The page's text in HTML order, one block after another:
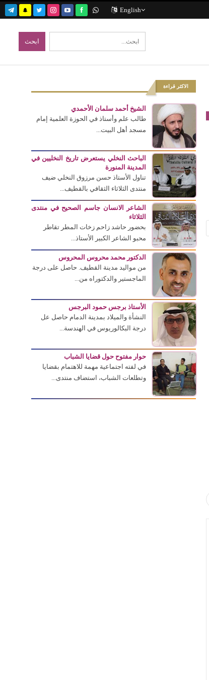
English
الاكثر قراءة
الشيخ أحمد سلمان الأحمدي
طالب علم وأستاذ في الحوزة العلمية إمام
مسجد أهل البيت...
الباحث النخلي يستعرض تاريخ النخليين في
المدينة المنورة
تناول الأستاذ حسن مرزوق النخلي ضيف
منتدى الثلاثاء الثقافي بالقطيف...
الشاعر الانسان جاسم الصحيح في منتدى
الثلاثاء
بحضور حاشد زاحم زخات المطر تقاطر
محبو الشاعر الكبير الأستاذ...
الدكتور محمد محروس المحروس
من مواليد مدينة القطيف. حاصل على درجة
الماجستير والدكتوراه من...
الأستاذ برجس حمود البرجس
النشأة والميلاد بمدينة الدمام حاصل عل
درجة البكالوريوس في الهندسة...
حوار مفتوح حول قضايا الشباب
في لفته اجتماعية مهمة للاهتمام بقضايا
وتطلعات الشباب، استضاف منتدى...